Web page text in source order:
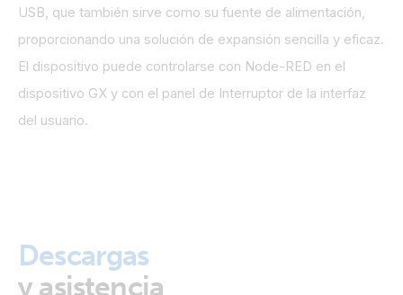
USB, que también sirve como su fuente de alimentación,
proporcionando una solución de expansión sencilla y eficaz.
El dispositivo puede controlarse con Node-RED en el
dispositivo GX y con el panel de Interruptor de la interfaz
del usuario.
Descargas
y asistencia